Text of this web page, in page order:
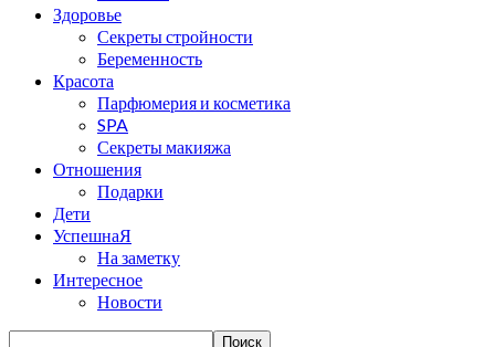
Здоровье
Секреты стройности
Беременность
Красота
Парфюмерия и косметика
SPA
Секреты макияжа
Отношения
Подарки
Дети
УспешнаЯ
На заметку
Интересное
Новости